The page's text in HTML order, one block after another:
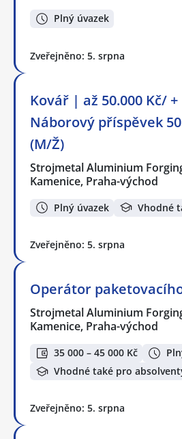
Plný úvazek
Zveřejněno: 5. srpna
Kovář | až 50.000 Kč/ +
Náborový příspěvek
(M/Ž)
Strojmetal Aluminium
Kamenice, Praha-východ
Plný úvazek Vhodné
Zveřejněno: 5. srpna
Operátor
Strojmetal Aluminium
Kamenice, Praha-východ
35 000 – 45 000 Kč
Vhodné také pro
Zveřejněno: 5. srpna